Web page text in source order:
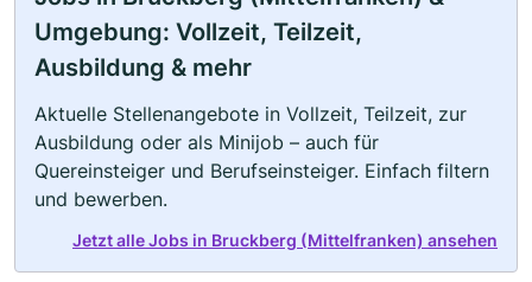
Umgebung: Vollzeit, Teilzeit,
Ausbildung & mehr
Aktuelle Stellenangebote in Vollzeit, Teilzeit, zur
Ausbildung oder als Minijob – auch für
Quereinsteiger und Berufseinsteiger. Einfach filtern
und bewerben.
Jetzt alle Jobs in Bruckberg (Mittelfranken) ansehen